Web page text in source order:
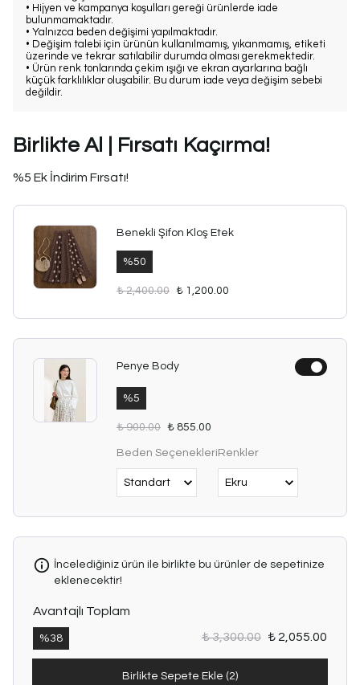
• Hijyen ve kampanya koşulları gereği ürünlerde iade
bulunmamaktadır.
• Yalnızca beden değişimi yapılmaktadır.
• Değişim talebi için ürünün kullanılmamış, yıkanmamış, etiketi
üzerinde ve tekrar satılabilir durumda olması gerekmektedir.
• Ürün renk tonlarında çekim ışığı ve ekran ayarlarına bağlı
küçük farklılıklar oluşabilir. Bu durum iade veya değişim sebebi
değildir.
Birlikte Al | Fırsatı Kaçırma!
%5 Ek İndirim Fırsatı!
Benekli Şifon Kloş Etek
%50
₺ 2,400.00 ₺ 1,200.00
Penye Body
%5
₺ 900.00 ₺ 855.00
Beden SeçenekleriRenkler
İncelediğiniz ürün ile birlikte bu ürünler de sepetinize
eklenecektir!
Avantajlı Toplam
%38 ₺ 3,300.00 ₺ 2,055.00
Birlikte Sepete Ekle (2)